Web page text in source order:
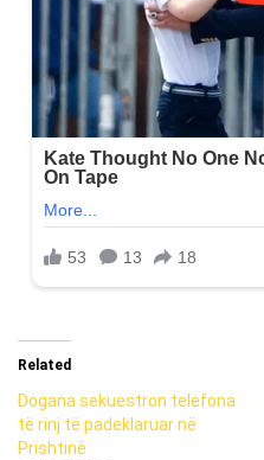
Related
Dogana sekuestron telefona
të rinj të padeklaruar në
Prishtinë